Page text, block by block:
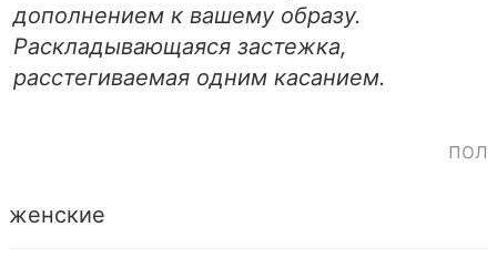
дополнением к вашему образу.
Раскладывающаяся застежка,
расстегиваемая одним касанием.
пол
женские